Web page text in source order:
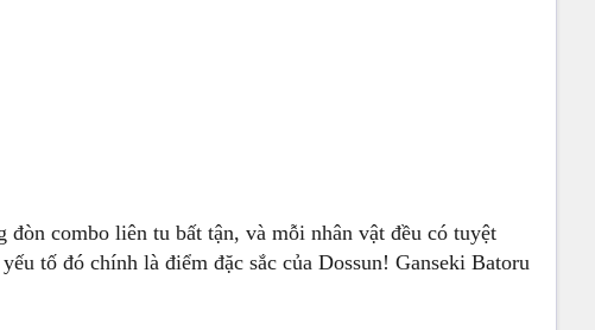
combo liên tu bất tận, và mỗi nhân vật đều có tuyệt
tố đó chính là điểm đặc sắc của Dossun! Ganseki Batoru